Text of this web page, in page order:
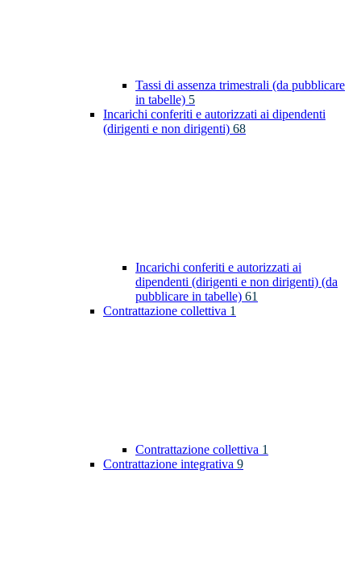
Tassi di assenza trimestrali (da pubblicare
in tabelle) 5
Incarichi conferiti e autorizzati ai dipendenti
(dirigenti e non dirigenti) 68
Incarichi conferiti e autorizzati ai
dipendenti (dirigenti e non dirigenti) (da
pubblicare in tabelle) 61
Contrattazione collettiva 1
Contrattazione collettiva 1
Contrattazione integrativa 9